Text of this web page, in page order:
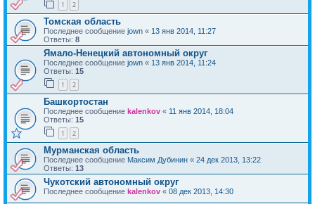
1 2
Томская область
Последнее сообщение jown « 13 янв 2014, 11:27
Ответы: 8
Ямало-Ненецкий автономный округ
Последнее сообщение jown « 13 янв 2014, 11:24
Ответы: 15
1 2
Башкортостан
Последнее сообщение kalenkov « 11 янв 2014, 18:04
Ответы: 15
1 2
Мурманская область
Последнее сообщение Максим Дубинин « 24 дек 2013, 13:22
Ответы: 13
Чукотский автономный округ
Последнее сообщение kalenkov « 08 дек 2013, 14:30